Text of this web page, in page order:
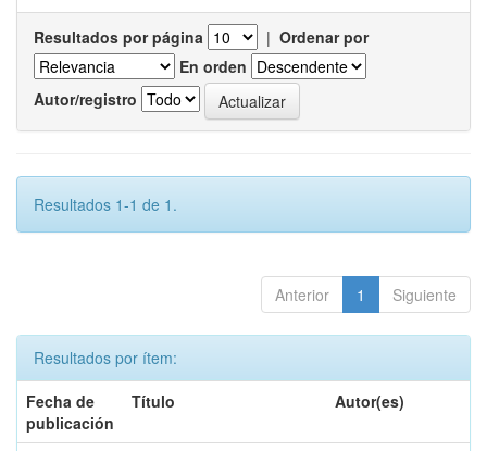
Resultados por página | Ordenar por
En orden
Autor/registro
Resultados 1-1 de 1.
Anterior 1 Siguiente
Resultados por ítem:
Fecha de
publicación
Título Autor(es)